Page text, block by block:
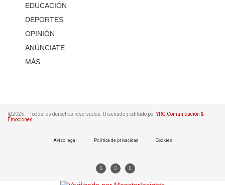
EDUCACIÓN
DEPORTES
OPINIÓN
ANÚNCIATE
MÁS
@2025 – Todos los derechos reservados. Diseñado y editado porYRG Comunicación &
Emociones
Aviso legal Política de privacidad Cookies